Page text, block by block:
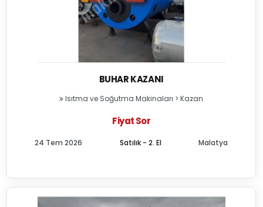
BUHAR KAZANI
Isıtma ve Soğutma Makinaları >Kazan
Fiyat Sor
Satılık - 2. El
24 Tem 2026 Malatya